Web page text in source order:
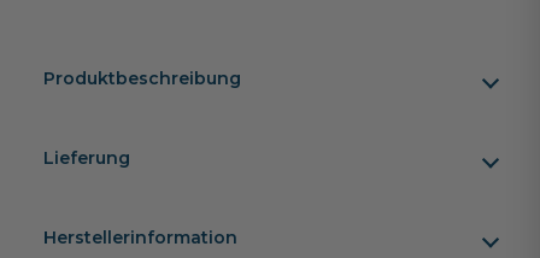
Produktbeschreibung
Lieferung
Herstellerinformation